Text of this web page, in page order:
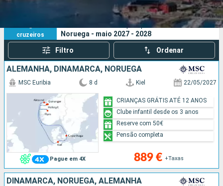
Companhias
Pesquisar
8
cruzeiros
Os seus critérios de pesquisa:
Noruega - maio 2027 - 2028
Filtro Ordenar
ALEMANHA, DINAMARCA, NORUEGA
Pague em 4X
MSC Euribia 8 d Kiel 22/05/2027
889 € +Taxas
CRIANÇAS GRÁTIS ATÉ 12 ANOS
Clube infantil desde os 3 anos
Reserve com 50€
Pensão completa
DINAMARCA, NORUEGA, ALEMANHA